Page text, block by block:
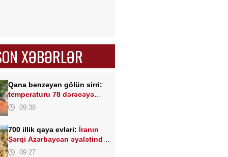
XƏBƏRLƏR
Qana bənzəyən gölün sirri:
temperaturu 78 dərəcəyə
çatan isti bulaq
09:38
700 illik qaya evləri: İranın
Şərqi Azərbaycan əyalətində
unikal kənd
09:27